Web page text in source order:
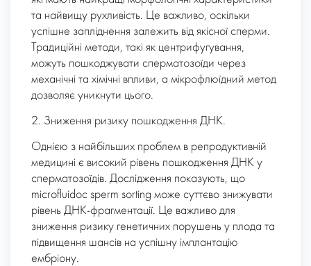
та найвищу рухливість. Це важливо, оскільки
успішне запліднення залежить від якісної сперми.
Традиційні методи, такі як центрифугування,
можуть пошкоджувати сперматозоїди через
механічні та хімічні впливи, а мікрофлюїдний метод
дозволяє уникнути цього.
2. Зниження ризику пошкодження ДНК.
Однією з найбільших проблем в репродуктивній
медицині є високий рівень пошкодження ДНК у
сперматозоїдів. Дослідження показують, що
microfluidoc sperm sorting може суттєво знижувати
рівень ДНК-фрагментації. Це важливо для
зниження ризику генетичних порушень у плода та
підвищення шансів на успішну імплантацію
ембріону.